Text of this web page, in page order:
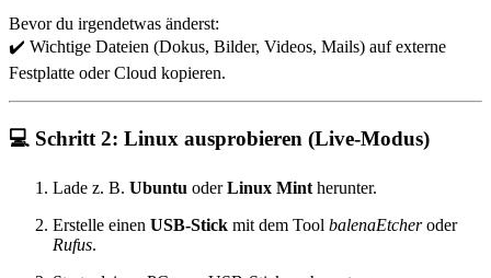
Bevor du irgendetwas änderst:
✔️ Wichtige Dateien (Dokus, Bilder, Videos, Mails) auf externe
Festplatte oder Cloud kopieren.
💻 Schritt 2: Linux ausprobieren (Live-Modus)
Lade z. B. Ubuntu oderLinux Mint herunter.
Erstelle einen USB-Stick mit dem Tool balenaEtcheroder
Rufus.